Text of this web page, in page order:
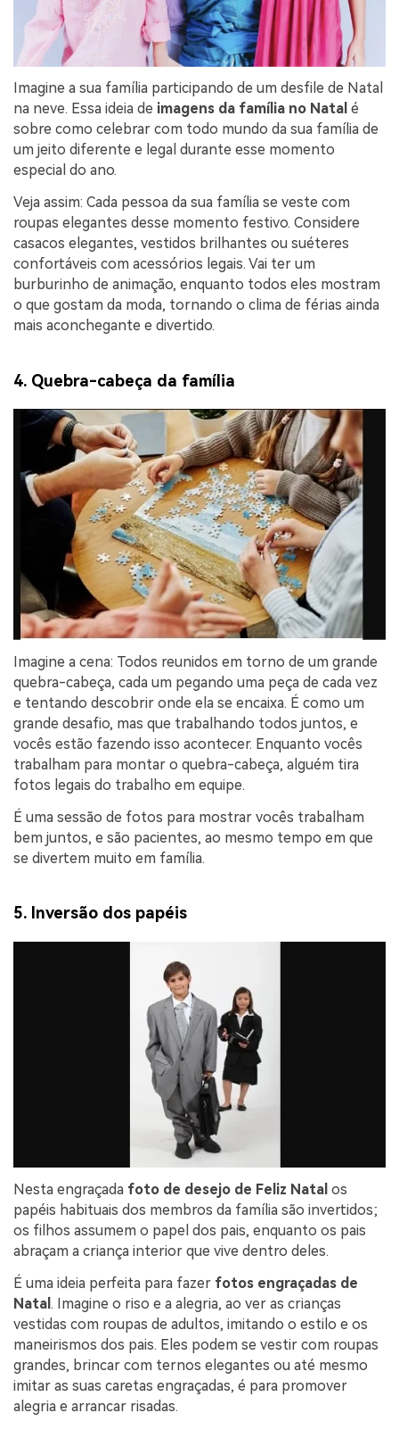
Imagine a sua família participando de um desfile de Natal
na neve. Essa ideia de imagens da família no Natal é
sobre como celebrar com todo mundo da sua família de
um jeito diferente e legal durante esse momento
especial do ano.
Veja assim: Cada pessoa da sua família se veste com
roupas elegantes desse momento festivo. Considere
casacos elegantes, vestidos brilhantes ou suéteres
confortáveis com acessórios legais. Vai ter um
burburinho de animação, enquanto todos eles mostram
o que gostam da moda, tornando o clima de férias ainda
mais aconchegante e divertido.
4. Quebra-cabeça da família
Imagine a cena: Todos reunidos em torno de um grande
quebra-cabeça, cada um pegando uma peça de cada vez
e tentando descobrir onde ela se encaixa. É como um
grande desafio, mas que trabalhando todos juntos, e
vocês estão fazendo isso acontecer. Enquanto vocês
trabalham para montar o quebra-cabeça, alguém tira
fotos legais do trabalho em equipe.
É uma sessão de fotos para mostrar vocês trabalham
bem juntos, e são pacientes, ao mesmo tempo em que
se divertem muito em família.
5. Inversão dos papéis
Nesta engraçada foto de desejo de Feliz Natal os
papéis habituais dos membros da família são invertidos;
os filhos assumem o papel dos pais, enquanto os pais
abraçam a criança interior que vive dentro deles.
É uma ideia perfeita para fazer fotos engraçadas de
Natal . Imagine o riso e a alegria, ao ver as crianças
vestidas com roupas de adultos, imitando o estilo e os
maneirismos dos pais. Eles podem se vestir com roupas
grandes, brincar com ternos elegantes ou até mesmo
imitar as suas caretas engraçadas, é para promover
alegria e arrancar risadas.